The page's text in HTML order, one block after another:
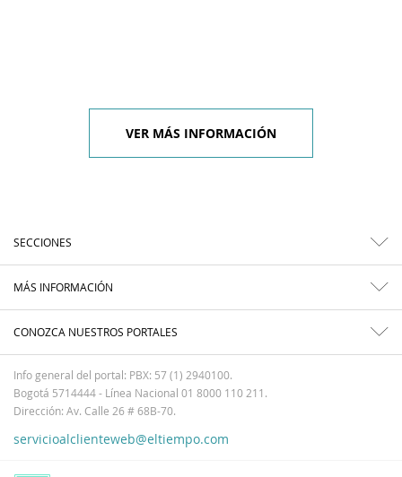
VER MÁS INFORMACIÓN
SECCIONES
MÁS INFORMACIÓN
CONOZCA NUESTROS PORTALES
Info general del portal: PBX: 57 (1) 2940100.
Bogotá 5714444 - Línea Nacional 01 8000 110 211.
Dirección: Av. Calle 26 # 68B-70.
servicioalclienteweb@eltiempo.com